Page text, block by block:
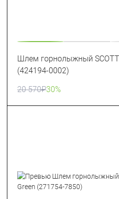
Шлем горнолыжный
(424194-0002)
20 570₽30%